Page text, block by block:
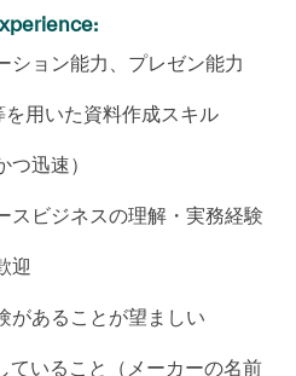
ション能力、プレゼン能力
用いた資料作成スキル
迅速）
スビジネスの理解・実務経験
迎
があることが望ましい
ていること（メーカーの名前